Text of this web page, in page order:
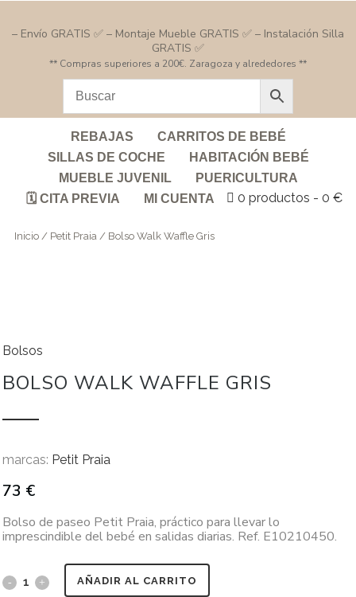
– Envío GRATIS ✅ – Montaje Mueble GRATIS ✅ – Instalación Silla
GRATIS ✅
** Compras superiores a 200€. Zaragoza y alrededores **
REBAJAS
CARRITOS DE BEBÉ
SILLAS DE COCHE
HABITACIÓN BEBÉ
MUEBLE JUVENIL
PUERICULTURA
🗓️ CITA PREVIA
MI CUENTA 0 productos 0 €
Inicio / Petit Praia / Bolso Walk Waffle Gris
Bolsos
BOLSO WALK WAFFLE GRIS
marcas: Petit Praia
73 €
Bolso de paseo Petit Praia, práctico para llevar lo
imprescindible del bebé en salidas diarias. Ref. E10210450.
AÑADIR AL CARRITO